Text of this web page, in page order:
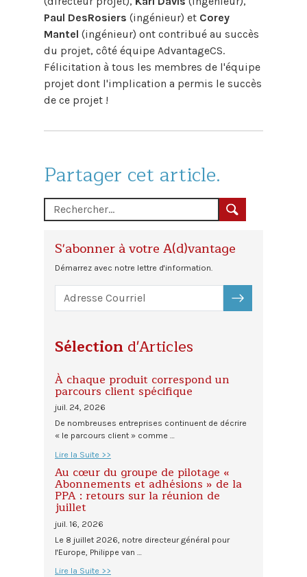
Paul DesRosiers (ingénieur) et Corey
Mantel (ingénieur) ont contribué au succès
du projet, côté équipe AdvantageCS.
Félicitation à tous les membres de l'équipe
projet dont l'implication a permis le succès
de ce projet !
Partager cet article.
S'abonner à votre A(d)vantage
Démarrez avec notre lettre d'information.
S'ABONNER
Sélection d'Articles
À chaque produit correspond un
parcours client spécifique
juil. 24, 2026
De nombreuses entreprises continuent de décrire
« le parcours client » comme …
Lire la Suite >>
Au cœur du groupe de pilotage «
Abonnements et adhésions » de la
PPA : retours sur la réunion de
juillet
juil. 16, 2026
Le 8 juillet 2026, notre directeur général pour
l'Europe, Philippe van …
Lire la Suite >>